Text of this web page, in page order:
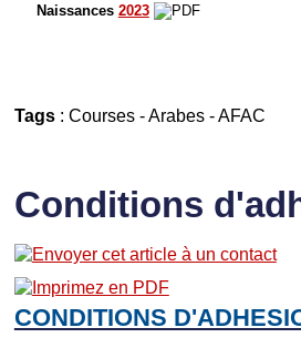
Naissances 2023
Tags: Courses-Arabes-AFAC
Conditions
CONDITIONS